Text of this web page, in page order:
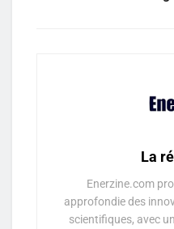
La
Enerzine.com
approfondie des
scientifiques, avec